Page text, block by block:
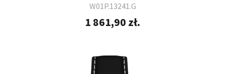
W01P.13241.G
1 861,90 zł.